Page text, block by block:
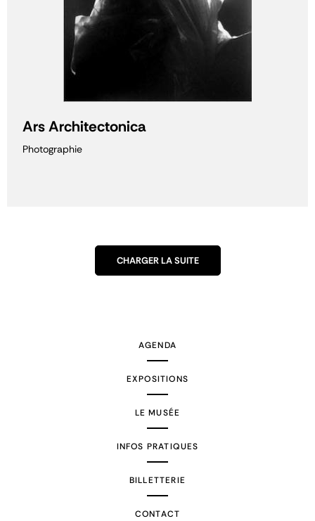
Ars Architectonica
Photographie
CHARGER LA SUITE
AGENDA
EXPOSITIONS
LE MUSÉE
INFOS PRATIQUES
BILLETTERIE
CONTACT